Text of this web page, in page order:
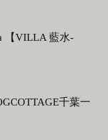
【VILLA 藍水-
千葉一